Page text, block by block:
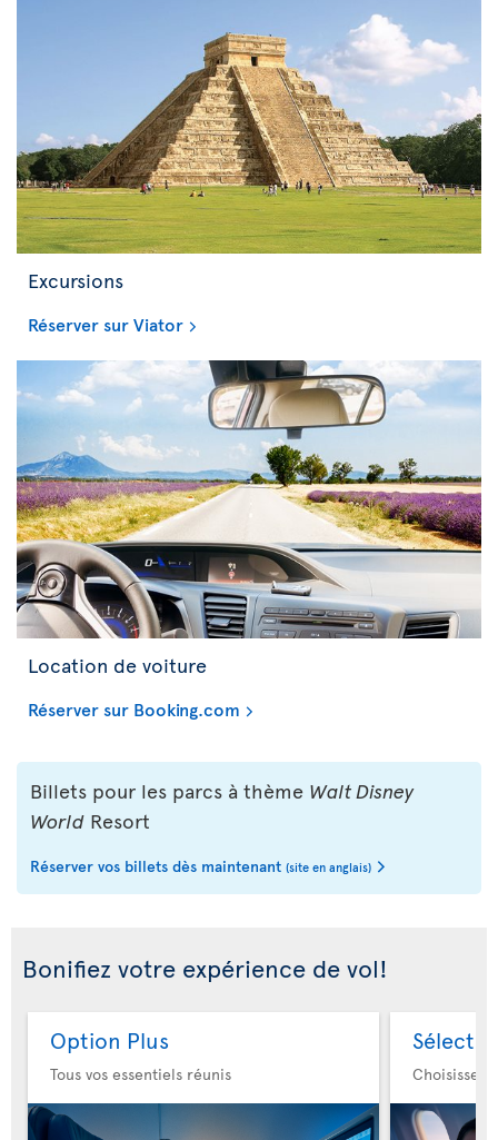
Excursions
Réserver sur Viator
Location de voiture
Réserver sur Booking.com
Billets pour les parcs à thème Walt Disney
World Resort
Réserver vos billets dès maintenant (site en anglais)
Bonifiez votre expérience de vol!
Option Plus
Tous vos essentiels réunis Choisissez